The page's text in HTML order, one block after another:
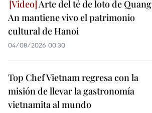
Arte del té de loto de Quang
An mantiene vivo el patrimonio
cultural de Hanoi
04/08/2026 00:30
Top Chef Vietnam regresa con la
misión de llevar la gastronomía
vietnamita al mundo